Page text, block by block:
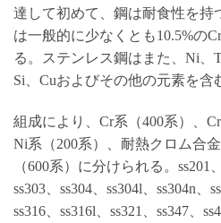
達して初めて、鋼は耐食性を持
は一般的に少なくとも10.5%の
る。ステンレス鋼はまた、Ni、
Si、Cuおよびその他の元素を含
組成により、Cr系（400系）、
Ni系（200系）、耐熱クロム合
（600系）に分けられる。ss201
ss303、ss304、ss304l、ss304n、
ss316、ss316l、ss321、ss347、